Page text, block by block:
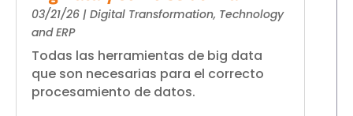
03/21/26 | Digital Transformation, Technology
and ERP
Todas las herramientas de big data
que son necesarias para el correcto
procesamiento de datos.